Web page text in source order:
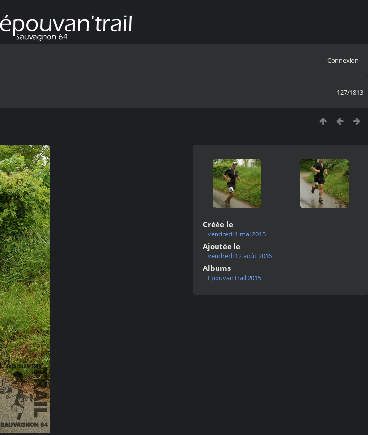
Connexion
127/1813
Créée le
vendredi 1 mai 2015
Ajoutée le
vendredi 12 août 2016
Albums
Epouvan'trail 2015